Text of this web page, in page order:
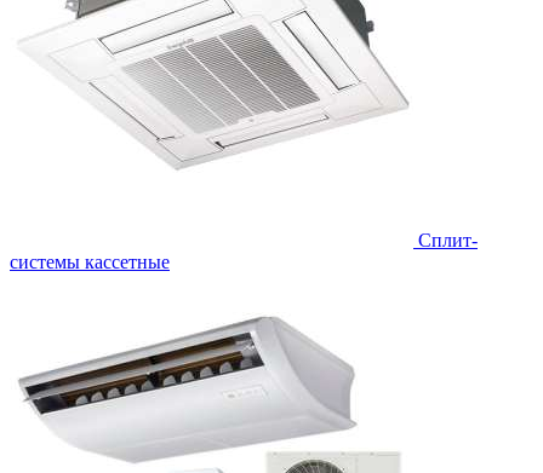
Сплит-
системы кассетные